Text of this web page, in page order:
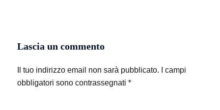
Lascia un commento
Il tuo indirizzo email non sarà pubblicato.
I campi
obbligatori sono contrassegnati *